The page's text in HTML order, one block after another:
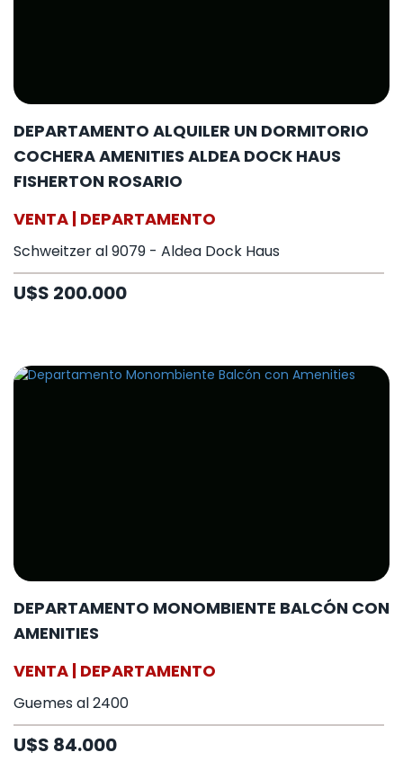
DEPARTAMENTO ALQUILER UN DORMITORIO
COCHERA AMENITIES ALDEA DOCK HAUS
FISHERTON ROSARIO
VENTA | DEPARTAMENTO
Schweitzer al 9079 - Aldea Dock Haus
U$S 200.000
DEPARTAMENTO MONOMBIENTE BALCÓN CON
AMENITIES
VENTA | DEPARTAMENTO
Guemes al 2400
U$S 84.000